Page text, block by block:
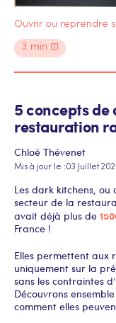
Ouvrir ou reprendre
3 min
5 concepts
restauration
Chloé Thévenet
Mis à jour le :03 Juillet
Les dark kitchens, ou
secteur de la
avait déjà plus de
France !
Elles permettent aux
uniquement sur la
sans les contraintes
Découvrons
comment elles